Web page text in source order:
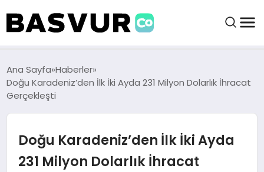
BAŞVURULAR
BAYILIKLER
HABERLER
Ana Sayfa Haberler
Doğu Karadeniz’den İlk İki Ayda 231 Milyon Dolarlık İhracat
Gerçekleşti
Doğu Karadeniz’den İlk İki Ayda
231 Milyon Dolarlık İhracat